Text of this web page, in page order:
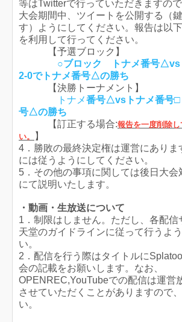
等はTwitterで行っていただきますの
大会期間中、ツイートを公開する（
す）ようにしてください。報告は以
を利用して行ってください。
【予選ブロック】
○ブロック トナメ番号△vs
2-0でトナメ番号△の勝ち
【決勝トーナメント】
トナメ番号△vsトナメ番号□
号△の勝ち
【訂正する場合:報告を一度削除
い。
】
4．勝敗の最終決定権は運営にありま
には従うようにしてください。
5．その他の事項に関しては後日大会
にて説明いたします。
・動画・生放送について
1．制限はしません。ただし、各配信
天堂のガイドラインに従って行うよ
い。
2．配信を行う際はタイトルに
会の記載をお願いします。なお、
OPENREC,YouTubeでの配信は運営
させていただくことがありますので
い。